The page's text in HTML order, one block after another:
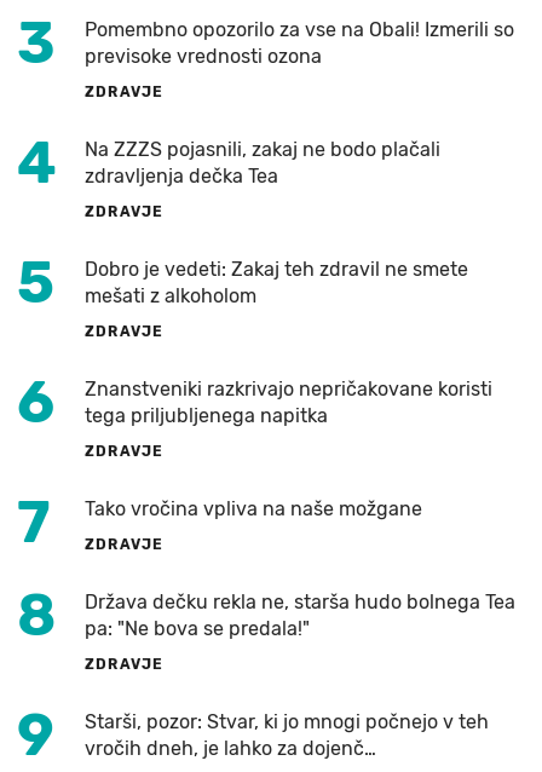
3
Pomembno opozorilo za vse na Obali! Izmerili so
previsoke vrednosti ozona
ZDRAVJE
4
Na ZZZS pojasnili, zakaj ne bodo plačali
zdravljenja dečka Tea
ZDRAVJE
5
Dobro je vedeti: Zakaj teh zdravil ne smete
mešati z alkoholom
ZDRAVJE
6
Znanstveniki razkrivajo nepričakovane koristi
tega priljubljenega napitka
ZDRAVJE
7 Tako vročina vpliva na naše možgane
ZDRAVJE
8
Država dečku rekla ne, starša hudo bolnega Tea
pa: "Ne bova se predala!"
ZDRAVJE
9
Starši, pozor: Stvar, ki jo mnogi počnejo v teh
vročih dneh, je lahko za dojenč…